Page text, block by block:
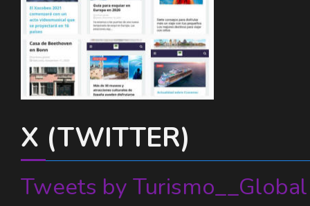
X (TWITTER)
Tweets by Turismo__Global